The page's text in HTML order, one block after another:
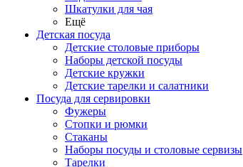
Шкатулки для чая
Ещё
Детская посуда
Детские столовые приборы
Наборы детской посуды
Детские кружки
Детские тарелки и салатники
Посуда для сервировки
Фужеры
Стопки и рюмки
Стаканы
Наборы посуды и столовые сервизы
Тарелки